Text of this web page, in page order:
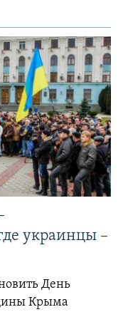
украинцы –
День
Крыма